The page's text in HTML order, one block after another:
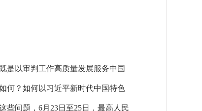
以审判工作高质量发展服务中国
何？如何以习近平新时代中国特色
些问题，6月23日至25日，最高人民